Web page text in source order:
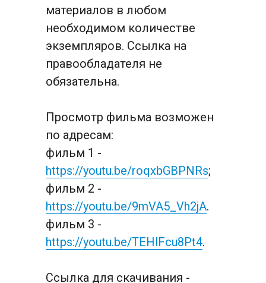
материалов в любом
необходимом количестве
экземпляров. Ссылка на
правообладателя не
обязательна.
Просмотр фильма возможен
по адресам:
https://youtu.be/roqxbGBPNRs;
https://youtu.be/9mVA5_Vh2jA.
https://youtu.be/TEHlFcu8Pt4.